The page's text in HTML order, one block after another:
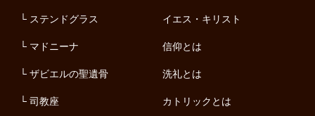
ステンドグラス
マドニーナ
ザビエルの聖遺骨
司教座
イエス・キリスト
信仰とは
洗礼とは
カトリックとは